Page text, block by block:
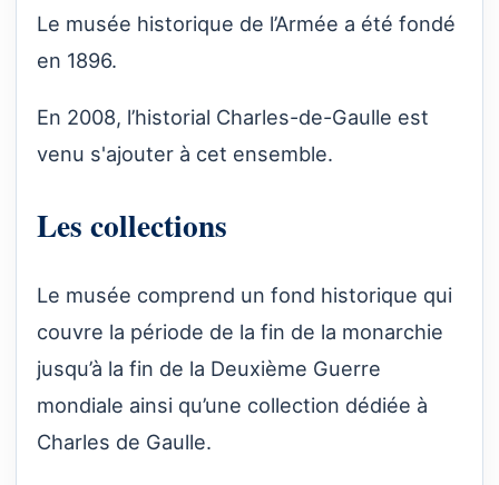
Le musée historique de l’Armée a été fondé
en 1896.
En 2008, l’historial Charles-de-Gaulle est
venu s'ajouter à cet ensemble.
Les collections
Le musée comprend un fond historique qui
couvre la période de la fin de la monarchie
jusqu’à la fin de la Deuxième Guerre
mondiale ainsi qu’une collection dédiée à
Charles de Gaulle.